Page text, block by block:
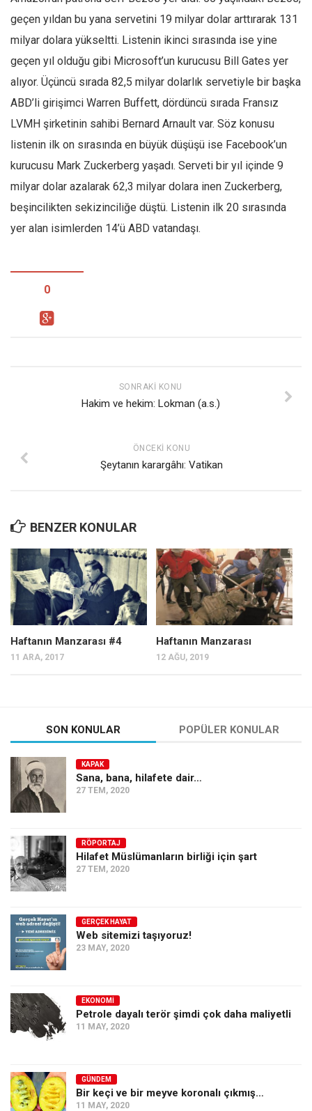
geçen yıldan bu yana servetini 19 milyar dolar arttırarak 131
milyar dolara yükseltti. Listenin ikinci sırasında ise yine
geçen yıl olduğu gibi Microsoft’un kurucusu Bill Gates yer
alıyor. Üçüncü sırada 82,5 milyar dolarlık servetiyle bir başka
ABD’li girişimci Warren Buffett, dördüncü sırada Fransız
LVMH şirketinin sahibi Bernard Arnault var. Söz konusu
listenin ilk on sırasında en büyük düşüşü ise Facebook’un
kurucusu Mark Zuckerberg yaşadı. Serveti bir yıl içinde 9
milyar dolar azalarak 62,3 milyar dolara inen Zuckerberg,
beşincilikten sekizinciliğe düştü. Listenin ilk 20 sırasında
yer alan isimlerden 14’ü ABD vatandaşı.
0
SONRAKI KONU
Hakim ve hekim: Lokman (a.s.)
ÖNCEKI KONU
Şeytanın karargâhı: Vatikan
BENZER KONULAR
Haftanın Manzarası #4
11 ARA, 2017
Haftanın Manzarası
12 AĞU, 2019
SON KONULAR POPÜLER KONULAR
KAPAK
Sana, bana, hilafete dair…
27 TEM, 2020
RÖPORTAJ
Hilafet Müslümanların birliği için şart
27 TEM, 2020
GERÇEK HAYAT
Web sitemizi taşıyoruz!
23 MAY, 2020
EKONOMI
Petrole dayalı terör şimdi çok daha maliyetli
11 MAY, 2020
GÜNDEM
Bir keçi ve bir meyve koronalı çıkmış…
11 MAY, 2020